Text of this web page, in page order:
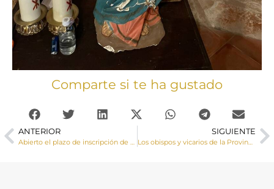
Comparte si te ha gustado
ANTERIOR SIGUIENTE
Los obispos y vicarios de la Provincia Eclesiástica de Toledo celebran en Guadalajara su reunión ordinaria para tratar temas comunes de actualidad de las diócesis